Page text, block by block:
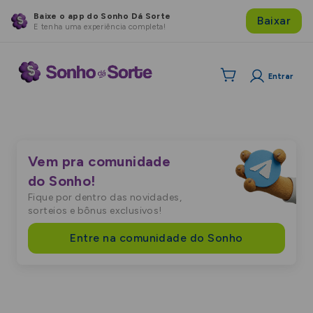
Baixe o app do Sonho Dá Sorte
E tenha uma experiência completa! Baixar
Entrar
Vem pra comunidade
do Sonho!
Fique por dentro das novidades,
sorteios e bônus exclusivos!
Entre na comunidade do Sonho